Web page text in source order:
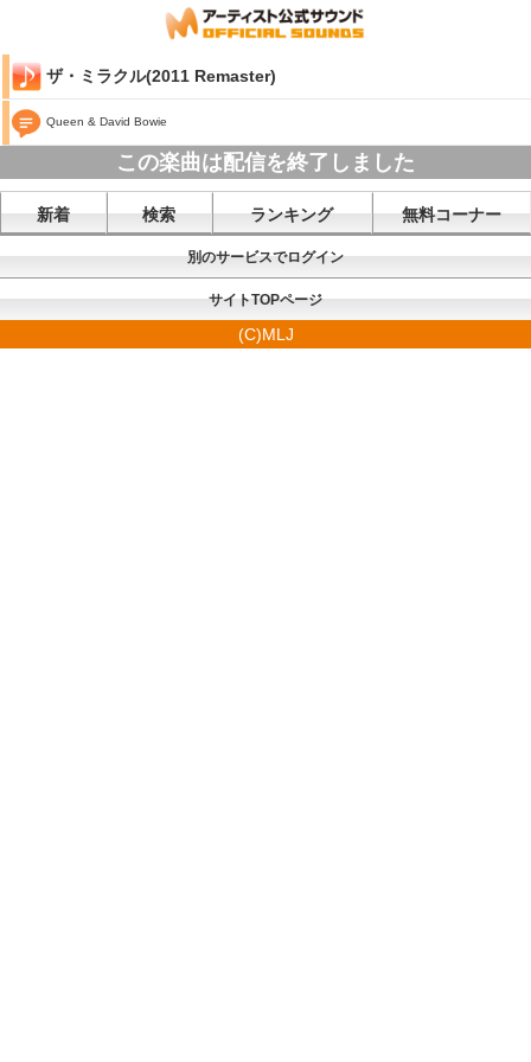
ザ・ミラクル(2011 Remaster)
Queen & David Bowie
この楽曲は配信を終了しました
新着 検索 ランキング 無料コーナー
別のサービスでログイン
サイトTOPページ
(C)MLJ